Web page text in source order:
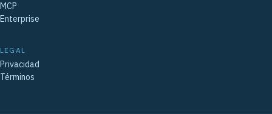
MCP
Enterprise
LEGAL
Privacidad
Términos